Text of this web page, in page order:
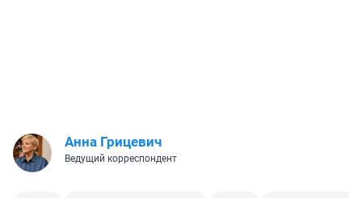
Анна Грицевич
Ведущий корреспондент